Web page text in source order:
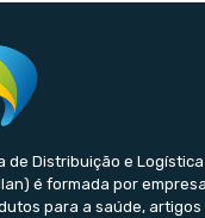
de Distribuição e
é formada por
para a saúde, artigos